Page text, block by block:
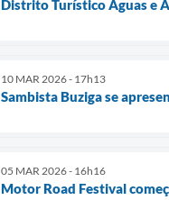
Distrito Turístico Águas e
10 MAR 2026 - 17h13
Sambista Buziga se
05 MAR 2026 - 16h16
Motor Road Festival